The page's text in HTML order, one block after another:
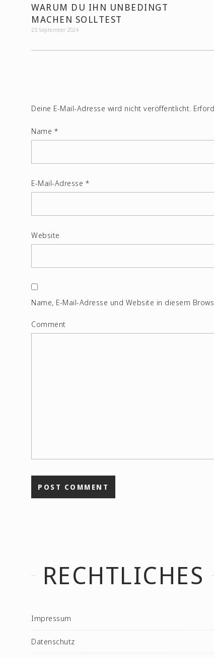
WARUM DU IHN UNBEDINGT
MACHEN SOLLTEST
23. September 2024
Deine E-Mail-Adresse wird nicht veröffentlicht.
Name *
E-Mail-Adresse *
Website
Name, E-Mail-Adresse und Website in diesem
Comment
RECHTLICHES
Impressum
Datenschutz